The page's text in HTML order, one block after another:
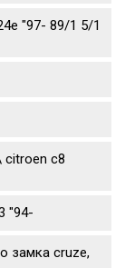
"97- 89/1 5/1
citroen c8
"94-
замка cruze,